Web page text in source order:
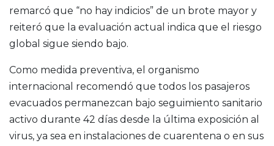
remarcó que “no hay indicios” de un brote mayor y
reiteró que la evaluación actual indica que el riesgo
global sigue siendo bajo.
Como medida preventiva, el organismo
internacional recomendó que todos los pasajeros
evacuados permanezcan bajo seguimiento sanitario
activo durante 42 días desde la última exposición al
virus, ya sea en instalaciones de cuarentena o en sus